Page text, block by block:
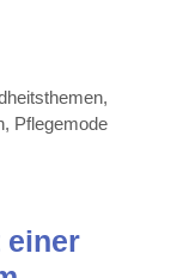
,
, Pflegemode
einer